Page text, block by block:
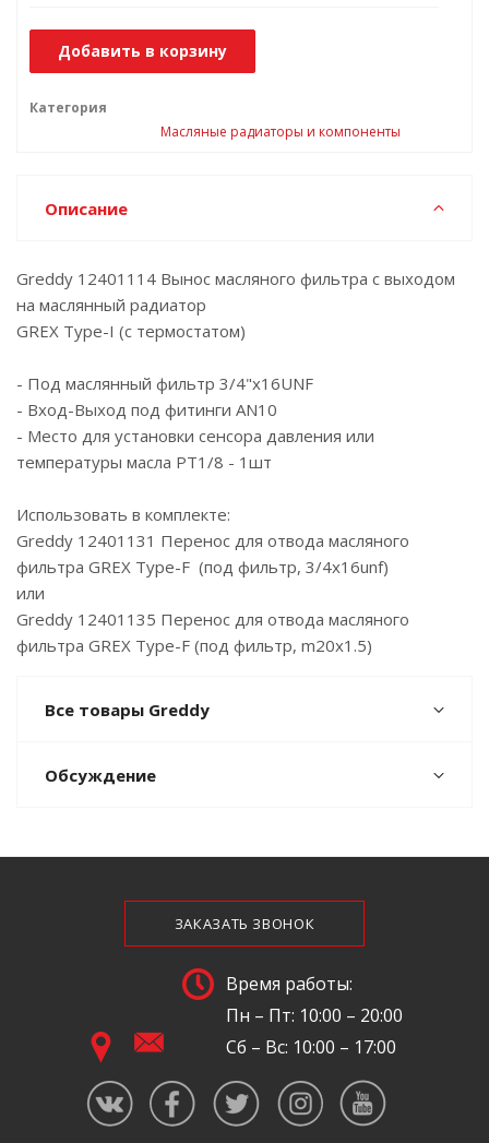
Добавить в корзину
Категория
Масляные радиаторы и компоненты
Описание
Greddy 12401114 Вынос масляного фильтра с выходом
на маслянный радиатор
GREX Type-I (с термостатом)
- Под маслянный фильтр 3/4"x16UNF
- Вход-Выход под фитинги AN10
- Место для установки сенсора давления или
температуры масла PT1/8 - 1шт
Использовать в комплекте:
Greddy 12401131 Перенос для отвода масляного
фильтра GREX Type-F (под фильтр, 3/4x16unf)
или
Greddy 12401135 Перенос для отвода масляного
фильтра GREX Type-F (под фильтр, m20x1.5)
Все товары Greddy
Обсуждение
ЗАКАЗАТЬ ЗВОНОК
Время работы:
Пн – Пт: 10:00 – 20:00
Сб – Вс: 10:00 – 17:00